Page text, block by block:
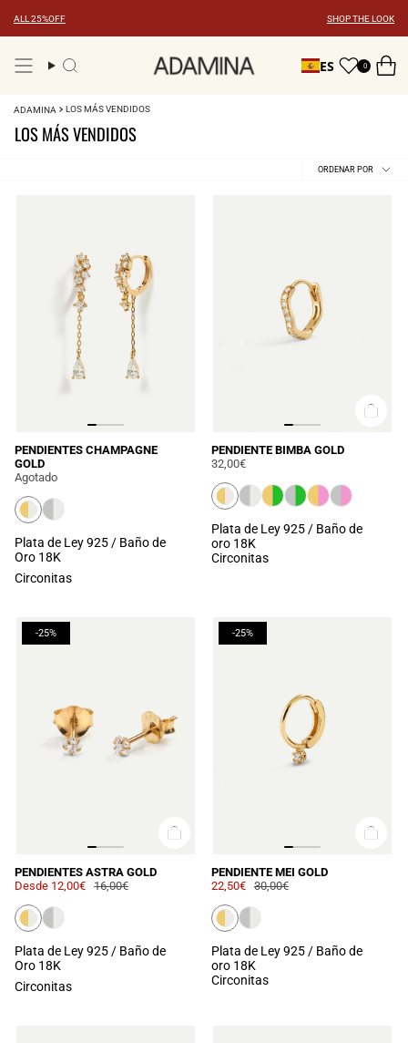
contenido
ALL 25%OFF SHOP THE LOOK
Búsqueda ES 0
ADAMINA LOS MÁS VENDIDOS
LOS MÁS VENDIDOS
Ordenar
ORDENAR POR
PENDIENTES CHAMPAGNE
GOLD
Agotado
Plata de Ley 925 / Baño de
Oro 18K
Circonitas
PENDIENTE BIMBA GOLD
32,00€
Plata de Ley 925 / Baño de
oro 18K
Circonitas
-25%
PENDIENTES ASTRA GOLD
Desde 12,00€ 16,00€
Plata de Ley 925 / Baño de
Oro 18K
Circonitas
-25%
PENDIENTE MEI GOLD
22,50€ 30,00€
Plata de Ley 925 / Baño de
oro 18K
Circonitas